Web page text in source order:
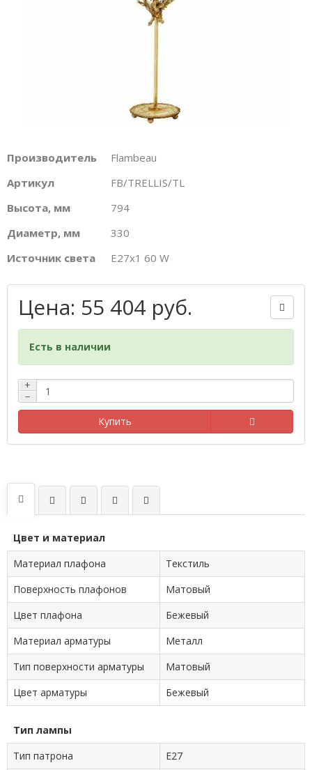
Производитель
Flambeau
Артикул
FB/TRELLIS/TL
Высота, мм
794
Диаметр, мм
330
Источник света
E27х1 60 W
Цена: 55 404 руб.
Есть в наличии
+
−
Купить
Цвет и материал
Материал плафона
Текстиль
Поверхность плафонов
Матовый
Цвет плафона
Бежевый
Материал арматуры
Металл
Тип поверхности арматуры
Матовый
Цвет арматуры
Бежевый
Тип лампы
Тип патрона
E27